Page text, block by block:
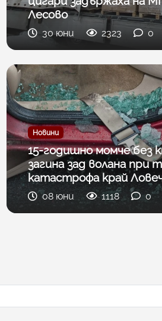
Лесово
30 юни 2323 0
Новини
15-годишно момче без
загина зад волана при
катастрофа край
08 юни 1118 0